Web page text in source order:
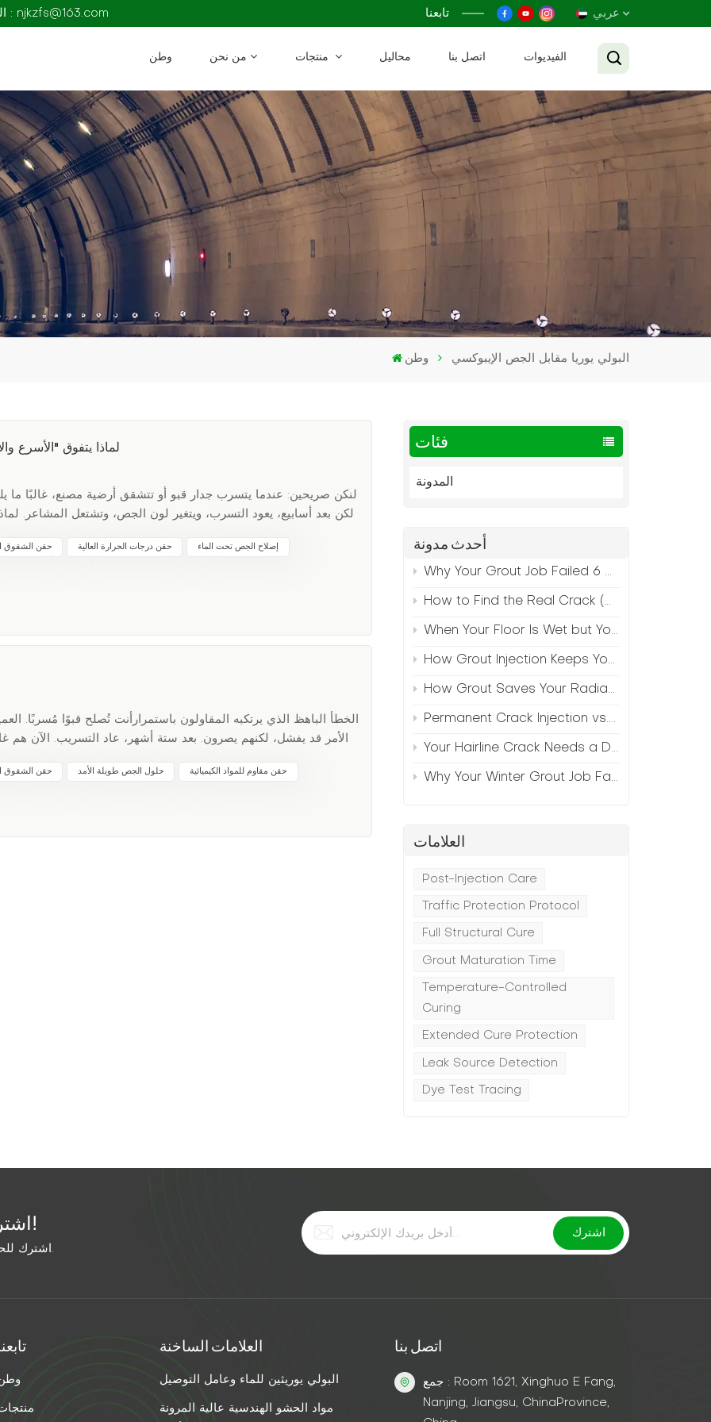
البريد الإلكتروني : njkzfs@163.com تابعنا عربي
Français
Русский
وطن من نحن محاليل اتصل بنا الفيديوات
وطن البولي يوريا مقابل الجص الإيبوكسي
فئات
المدونة
أحدث مدونة
Why Your Grout Job Failed 6 Months Later (And How to Prevent It)
How to Find the Real Crack (Because What You See Isn't Always the Source)
When Your Floor Is Wet but Your Crack Is Dry
How Grout Injection Keeps Your Retail Floors Looking Fresh
How Grout Saves Your Radiant Floor from Moisture Damage
Permanent Crack Injection vs. Annual Patching—The Math
Your Hairline Crack Needs a Different Grout Than Your Wide Gap
Why Your Winter Grout Job Failed (And How to Fix It)
العلامات
Post-Injection Care
Traffic Protection Protocol
Full Structural Cure
Grout Maturation Time
Temperature-Controlled
Curing
Extended Cure Protection
Leak Source Detection
Dye Test Tracing
لماذا يتفوق "الأسرع
لنكن صريحين: عندما يتسرب جدار قبو أو تتشقق أرضية مصنع، غالبًا ما
لكن بعد أسابيع، يعود التسرب، ويتغير لون الجص، وتشتعل المشاعر.
للغالون الواحد من الإيبوكسي. لكن ضع في اعتبارك: توفير
في مشروع واحد. توقف مصنع سيارات ألماني عن الإنتاج بسبب
حقن الشقوق حقن درجات الحرارة العالية إصلاح الجص تحت الماء
الخطأ الباهظ الذي يرتكبه المقاولون باستمرارأنت تُصلح قبوًا مُسربًا.
الأمر قد يفشل، لكنهم يصرون. بعد ستة أشهر، عاد التسريب. الآن هم
إذا كانت الركيزة رطبةالسندات تحت الماءالمقاومة الكيميائيةيتحلل
التكاليف
حقن الشقوق حلول الجص طويلة الأمد حقن مقاوم للمواد الكيميائية
اشترك في النشرة الإخبارية المجانية!
اشترك للحصول على آخر الأخبار. ابق على اطلاع بأحدث الاتجاهات.
العلامات الساخنة
البولي يوريثين للماء وعامل التوصيل
مواد الحشو الهندسية عالية المرونة
اتصل بنا
جمع : Room 1621, Xinghuo E Fang,
Nanjing, Jiangsu, ChinaProvince,